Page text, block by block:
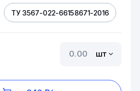
ТУ 3567-022-66158671-2016
шт